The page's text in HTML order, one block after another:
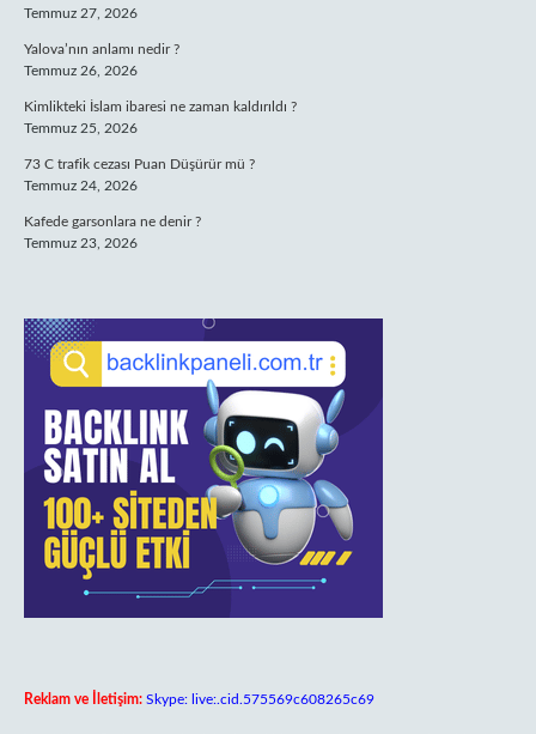
Temmuz 27, 2026
Yalova’nın anlamı nedir ?
Temmuz 26, 2026
Kimlikteki İslam ibaresi ne zaman kaldırıldı ?
Temmuz 25, 2026
73 C trafik cezası Puan Düşürür mü ?
Temmuz 24, 2026
Kafede garsonlara ne denir ?
Temmuz 23, 2026
Reklam ve İletişim: Skype: live:.cid.575569c608265c69